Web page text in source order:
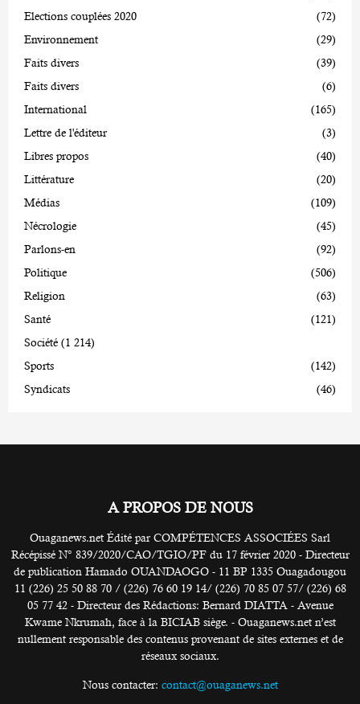
Elections couplées 2020
(72)
Environnement
(29)
Faits divers
(39)
Faits divers
(6)
International
(165)
Lettre de l'éditeur
(3)
Libres propos
(40)
Littérature
(20)
Médias
(109)
Nécrologie
(45)
Parlons-en
(92)
Politique
(506)
Religion
(63)
Santé
(121)
Société (1 214)
Sports
(142)
Syndicats
(46)
A PROPOS DE NOUS
Ouaganews.net Édité par COMPÉTENCES ASSOCIÉES Sarl
Récépissé N° 839/2020/CAO/TGIO/PF du 17 février 2020 - Directeur
de publication Hamado OUANDAOGO - 11 BP 1335 Ouagadougou
11 (226) 25 50 88 70 / (226) 76 60 19 14/ (226) 70 85 07 57/ (226) 68
05 77 42 - Directeur des Rédactions: Bernard DIATTA - Avenue
Kwame Nkrumah, face à la BICIAB siège. - Ouaganews.net n’est
nullement responsable des contenus provenant de sites externes et de
réseaux sociaux.
Nous contacter: contact@ouaganews.net